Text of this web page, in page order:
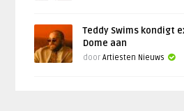
Teddy Swims kondigt
Dome aan
doorArtiesten Nieuws